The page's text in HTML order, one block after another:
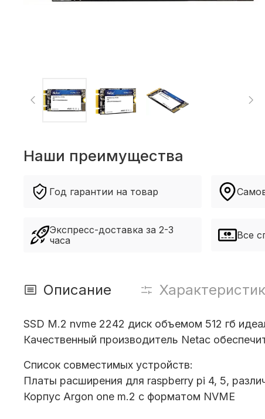
Наши преимущества
Год гарантии на товар
Экспресс-доставка за 2-3
часа
Все
Описание
SSD М.2 nvme 2242 диск объемом 512 гб
Качественный производитель Netac
Список совместимых устройств:
Платы расширения для raspberry pi 4, 5,
Корпус Argon one m.2 с форматом NVME